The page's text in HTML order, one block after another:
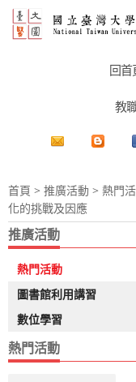
回首
教
首頁 > 推廣活動 > 熱門
化的挑戰及因應
推廣活動
熱門活動
圖書館利用講習
數位學習
熱門活動